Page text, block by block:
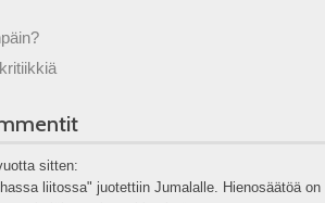
sitten:
liitossa" juotettiin Jumalalle. Hienosäätöä on